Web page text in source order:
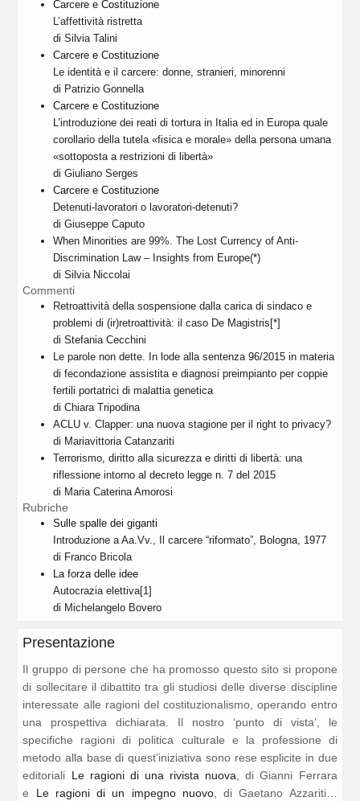
Carcere e Costituzione
L’affettività ristretta
di Silvia Talini
Carcere e Costituzione
Le identità e il carcere: donne, stranieri, minorenni
di Patrizio Gonnella
Carcere e Costituzione
L’introduzione dei reati di tortura in Italia ed in Europa quale
corollario della tutela «fisica e morale» della persona umana
«sottoposta a restrizioni di libertà»
di Giuliano Serges
Carcere e Costituzione
Detenuti-lavoratori o lavoratori-detenuti?
di Giuseppe Caputo
When Minorities are 99%. The Lost Currency of Anti-
Discrimination Law – Insights from Europe(*)
di Silvia Niccolai
Commenti
Retroattività della sospensione dalla carica di sindaco e
problemi di (ir)retroattività: il caso De Magistris[*]
di Stefania Cecchini
Le parole non dette. In lode alla sentenza 96/2015 in materia
di fecondazione assistita e diagnosi preimpianto per coppie
fertili portatrici di malattia genetica
di Chiara Tripodina
ACLU v. Clapper: una nuova stagione per il right to privacy?
di Mariavittoria Catanzariti
Terrorismo, diritto alla sicurezza e diritti di libertà: una
riflessione intorno al decreto legge n. 7 del 2015
di Maria Caterina Amorosi
Rubriche
Sulle spalle dei giganti
Introduzione a Aa.Vv., Il carcere “riformato”, Bologna, 1977
di Franco Bricola
La forza delle idee
Autocrazia elettiva[1]
di Michelangelo Bovero
Presentazione
Il gruppo di persone che ha promosso questo sito si propone
di sollecitare il dibattito tra gli studiosi delle diverse discipline
interessate alle ragioni del costituzionalismo, operando entro
una prospettiva dichiarata. Il nostro ‘punto di vista’, le
specifiche ragioni di politica culturale e la professione di
metodo alla base di quest’iniziativa sono rese esplicite in due
editoriali Le ragioni di una rivista nuova , di Gianni Ferrara
e Le ragioni di un impegno nuovo, di Gaetano Azzariti…